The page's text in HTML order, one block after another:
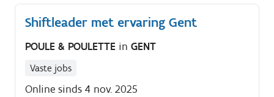
Shiftleader met ervaring Gent
POULE & POULETTE in GENT
Vaste jobs
Online sinds 4 nov. 2025